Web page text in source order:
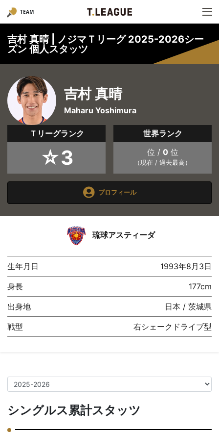
TEAM
吉村 真晴 | ノジマＴリーグ 2025-2026シー
ズン 個人スタッツ
吉村 真晴
Maharu Yoshimura
Ｔリーグランク
☆3
世界ランク
位 / 0 位
（現在 / 過去最高）
プロフィール
琉球アスティーダ
生年月日 1993年8月3日
身長 177cm
出身地 日本 / 茨城県
戦型 右シェークドライブ型
シングルス累計スタッツ